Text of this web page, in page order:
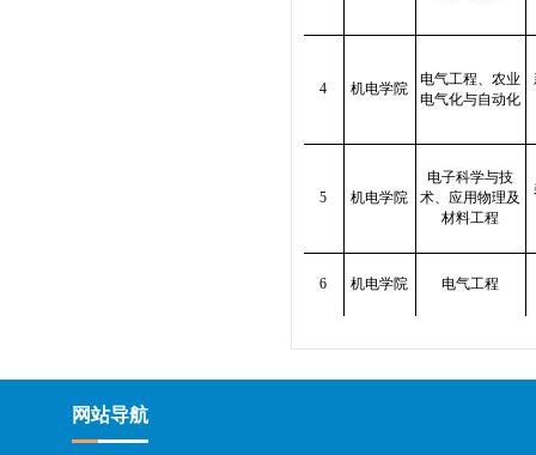
3
4 机电学院
电气工程、农业
电气化与自动化
5 机电学院
电子科学与技
术、应用物理及
材料工程
6 机电学院 电气工程
网站导航